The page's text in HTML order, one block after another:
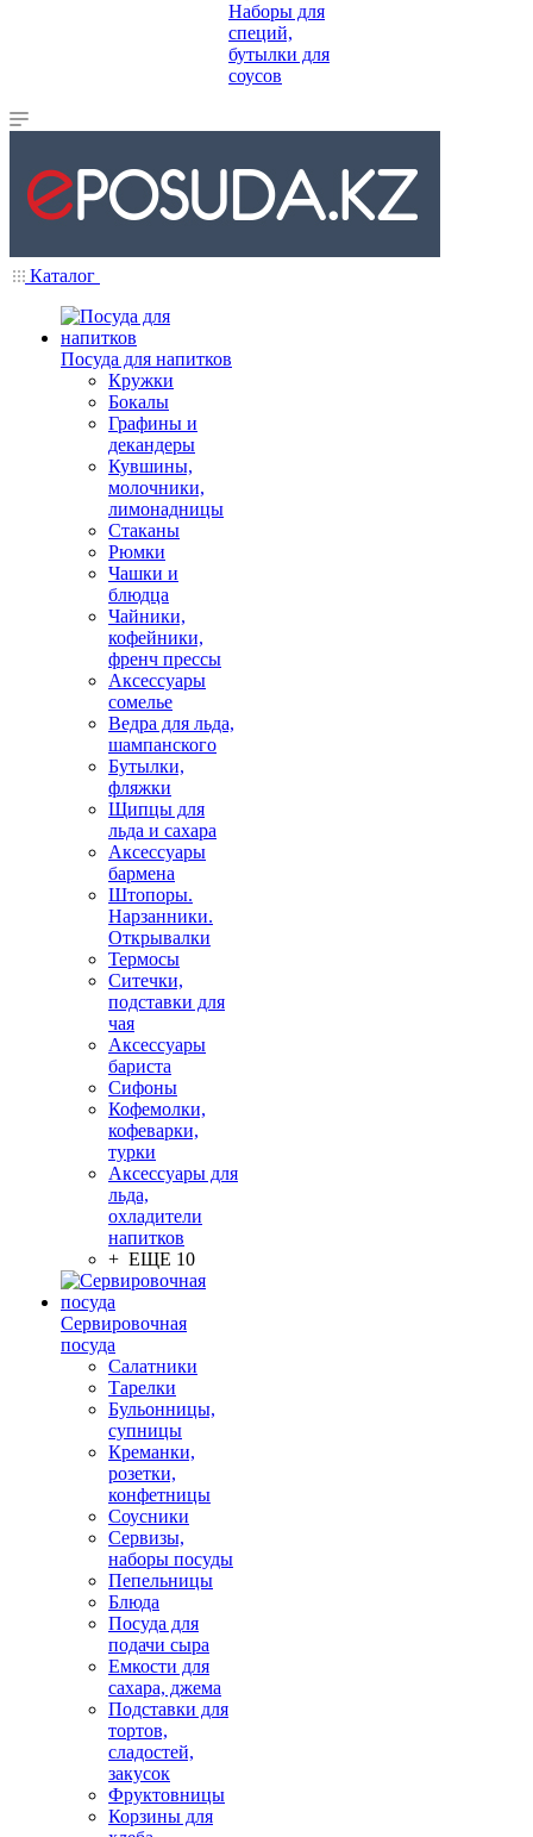
Наборы для
специй,
бутылки для
соусов
Каталог
Посуда для напитков
Кружки
Бокалы
Графины и
декандеры
Кувшины,
молочники,
лимонадницы
Стаканы
Рюмки
Чашки и
блюдца
Чайники,
кофейники,
френч прессы
Аксессуары
сомелье
Ведра для льда,
шампанского
Бутылки,
фляжки
Щипцы для
льда и сахара
Аксессуары
бармена
Штопоры.
Нарзанники.
Открывалки
Термосы
Ситечки,
подставки для
чая
Аксессуары
бариста
Сифоны
Кофемолки,
кофеварки,
турки
Аксессуары для
льда,
охладители
напитков
+ ЕЩЕ 10
Сервировочная
посуда
Салатники
Тарелки
Бульонницы,
супницы
Креманки,
розетки,
конфетницы
Соусники
Сервизы,
наборы посуды
Пепельницы
Блюда
Посуда для
подачи сыра
Емкости для
сахара, джема
Подставки для
тортов,
сладостей,
закусок
Фруктовницы
Корзины для